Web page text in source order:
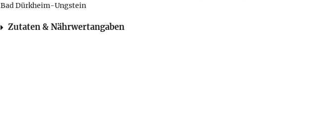
Bad Dürkheim-Ungstein
Zutaten & Nährwertangaben